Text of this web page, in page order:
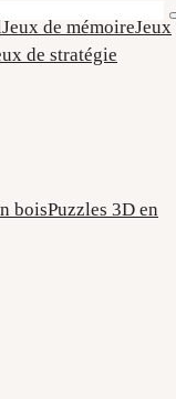
Jeux de mémoireJeux
de stratégie
boisPuzzles 3D en